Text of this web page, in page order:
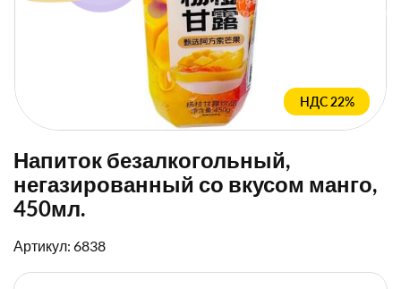
НДС 22%
Напиток безалкогольный,
негазированный со вкусом манго,
450мл.
Артикул: 6838